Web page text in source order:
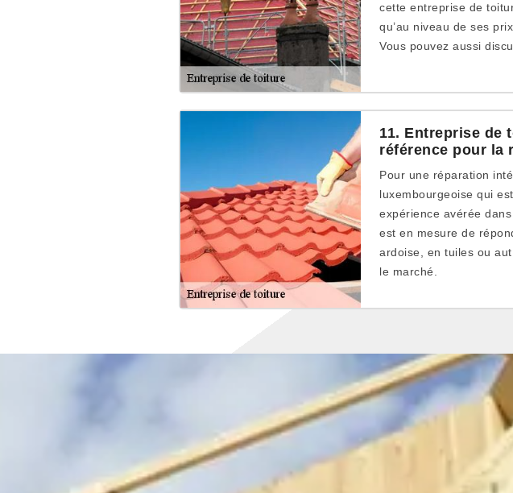
cette entreprise de
qu’au niveau de ses
Vous pouvez aussi
11. Entreprise de
référence pour la
Pour une réparation
luxembourgeoise qui
expérience avérée
est en mesure de
ardoise, en tuiles ou
le marché.